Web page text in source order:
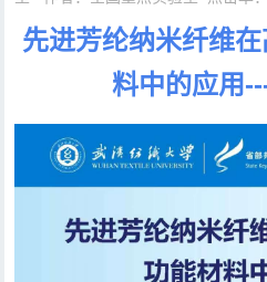
先进芳纶纳米纤维
料中的应用